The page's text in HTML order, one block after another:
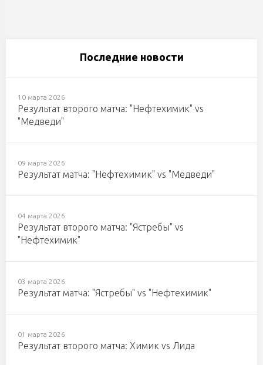
Последние новости
10 марта 2026
Результат второго матча: "Нефтехимик" vs
"Медведи"
09 марта 2026
Результат матча: "Нефтехимик" vs "Медведи"
04 марта 2026
Результат второго матча: "Ястребы" vs
"Нефтехимик"
03 марта 2026
Результат матча: "Ястребы" vs "Нефтехимик"
01 марта 2026
Результат второго матча: Химик vs Лида